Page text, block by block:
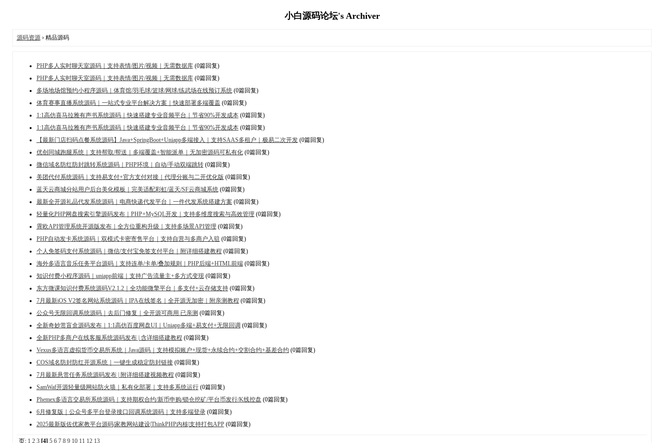
小白源码论坛's Archiver
源码资源› 精品源码
PHP多人实时聊天室源码｜支持表情/图片/视频｜无需数据库(0篇回复)
PHP多人实时聊天室源码｜支持表情/图片/视频｜无需数据库(0篇回复)
多场地场馆预约小程序源码｜体育馆/羽毛球/篮球/网球/练武场在线预订系统(0篇回复)
体育赛事直播系统源码｜一站式专业平台解决方案｜快速部署多端覆盖 (0篇回复)
1:1高仿喜马拉雅有声书系统源码｜快速搭建专业音频平台｜节省90%开发成本(0篇回复)
1:1高仿喜马拉雅有声书系统源码｜快速搭建专业音频平台｜节省90%开发成本(0篇回复)
【最新门店扫码点餐系统源码】Java+SpringBoot+Uniapp多端接入｜支持SAAS多租户｜极易二次开发(0篇回复)
优创同城跑腿系统｜支持帮取/帮送｜多端覆盖+智能派单｜无加密源码可私有化(0篇回复)
微信域名防红防封跳转系统源码｜PHP环境｜自动/手动双端跳转(0篇回复)
美团代付系统源码｜支持易支付+官方支付对接｜代理分账与二开优化版 (0篇回复)
蓝天云商城分站用户后台美化模板｜完美适配彩虹/蓝天/SF云商城系统(0篇回复)
最新全开源礼品代发系统源码｜电商快递代发平台｜一件代发系统搭建方案 (0篇回复)
轻量化PHP网盘搜索引擎源码发布｜PHP+MySQL开发｜支持多维度搜索与高效管理 (0篇回复)
霄欧API管理系统开源版发布｜全方位重构升级｜支持多场景API管理 (0篇回复)
PHP自动发卡系统源码｜双模式卡密寄售平台｜支持自营与多商户入驻 (0篇回复)
个人免签码支付系统源码｜微信/支付宝免签支付平台｜附详细搭建教程 (0篇回复)
海外多语言音乐任务平台源码｜支持连单/卡单/叠加规则｜PHP后端+HTML前端(0篇回复)
知识付费小程序源码｜uniapp前端｜支持广告流量主+多方式变现(0篇回复)
东方微课知识付费系统源码V2.1.2｜全功能微擎平台｜多支付+云存储支持(0篇回复)
7月最新iOS V2签名网站系统源码｜IPA在线签名｜全开源无加密｜附亲测教程 (0篇回复)
公众号无限回调系统源码｜去后门修复｜全开源可商用 已亲测 (0篇回复)
全新奇妙赏盲盒源码发布｜1:1高仿百度网盘UI｜Uniapp多端+易支付+无限回调 (0篇回复)
全新PHP多商户在线客服系统源码发布 | 含详细搭建教程 (0篇回复)
Vexus多语言虚拟货币交易所系统｜Java源码｜支持模拟账户+现货+永续合约+交割合约+基差合约 (0篇回复)
COS域名防封防红开源系统｜一键生成稳定防封链接(0篇回复)
7月最新悬赏任务系统源码发布 | 附详细搭建视频教程 (0篇回复)
SamWaf开源轻量级网站防火墙｜私有化部署｜支持多系统运行(0篇回复)
Phemex多语言交易所系统源码｜支持期权合约/新币申购/锁仓挖矿/平台币发行/K线控盘 (0篇回复)
6月修复版｜公众号多平台登录接口回调系统源码｜支持多端登录(0篇回复)
2025最新版佐优家教平台源码|家教网站建设|ThinkPHP内核|支持打包APP(0篇回复)
页: 1 2 3 [4] 5 6 7 8 9 10 11 12 13